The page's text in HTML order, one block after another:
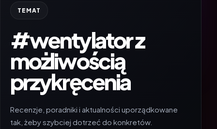
TEMAT
#wentylator z
możliwością
przykręcenia
Recenzje, poradniki i aktualności uporządkowane
tak, żeby szybciej dotrzeć do konkretów.